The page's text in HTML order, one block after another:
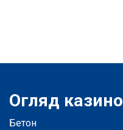
Огляд казино
Бетон